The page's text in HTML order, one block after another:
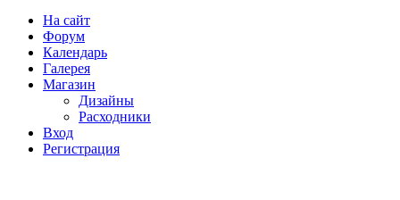
На сайт
Форум
Календарь
Галерея
Магазин
Дизайны
Расходники
Вход
Регистрация